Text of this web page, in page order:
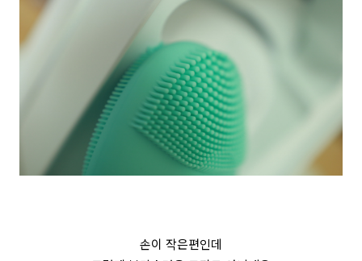
손이 작은편인데